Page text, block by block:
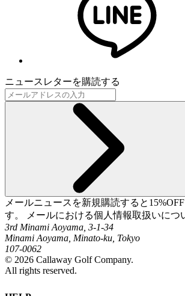
ニュースレターを購読する
メールニュースを新規購読すると
す。 メールにおける個人情報取扱いに
3rd Minami Aoyama, 3-1-34
Minami Aoyama, Minato-ku, Tokyo
107-0062
© 2026 Callaway Golf Company.
All rights reserved.